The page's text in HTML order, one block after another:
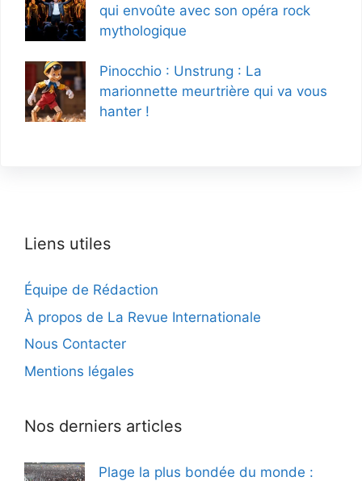
qui envoûte avec son opéra rock
mythologique
Pinocchio : Unstrung : La
marionnette meurtrière qui va vous
hanter !
Liens utiles
Équipe de Rédaction
À propos de La Revue Internationale
Nous Contacter
Mentions légales
Nos derniers articles
Plage la plus bondée du monde :